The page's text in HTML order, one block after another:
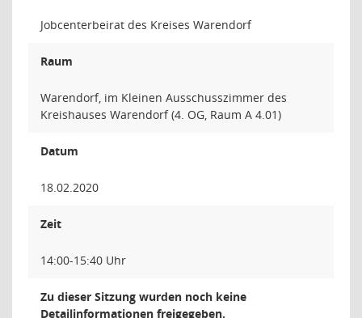
Jobcenterbeirat des Kreises Warendorf
Raum
Warendorf, im Kleinen Ausschusszimmer des
Kreishauses Warendorf (4. OG, Raum A 4.01)
Datum
18.02.2020
Zeit
14:00-15:40 Uhr
Zu dieser Sitzung wurden noch keine
Detailinformationen freigegeben.